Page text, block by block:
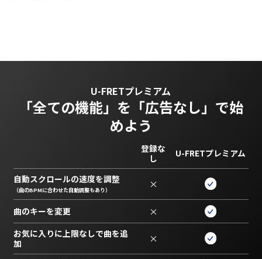
U-FRETプレミアム
「全ての機能」を 「広告なし」で始
めよう
登録な
し
U-FRETプレミアム
自動スクロールの速度を調整
（曲のBPMに合わせた自動調整もあり） ×
曲のキーを変更 ×
お気に入りに上限なしで曲を追
加
×